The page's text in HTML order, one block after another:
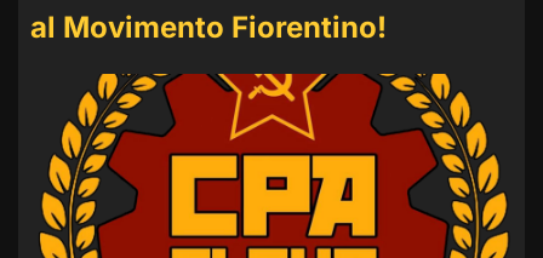
al Movimento Fiorentino!